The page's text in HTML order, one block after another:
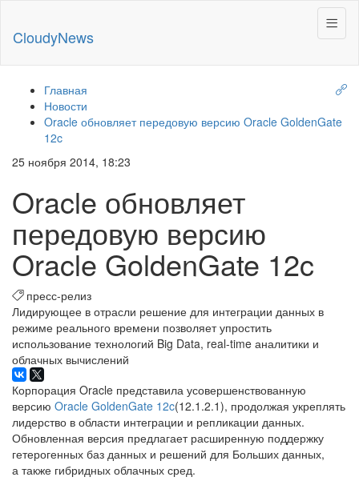
Меню
CloudyNews
Главная
Новости
Oracle обновляет передовую версию Oracle GoldenGate
12c
25 ноября 2014, 18:23
Oracle обновляет
передовую версию
Oracle GoldenGate 12c
пресс-релиз
Лидирующее в отрасли решение для интеграции данных в
режиме реального времени позволяет упростить
использование технологий Big Data, real-time аналитики и
облачных вычислений
Корпорация Oracle представила усовершенствованную
версию Oracle GoldenGate 12c(12.1.2.1), продолжая укреплять
лидерство в области интеграции и репликации данных.
Обновленная версия предлагает расширенную поддержку
гетерогенных баз данных и решений для Больших данных,
а также гибридных облачных сред.